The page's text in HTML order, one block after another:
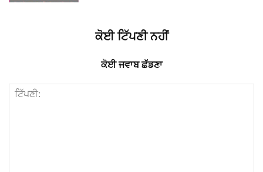
ਕੋਈ ਟਿੱਪਣੀ ਨਹੀਂ
ਕੋਈ ਜਵਾਬ ਛੱਡਣਾ